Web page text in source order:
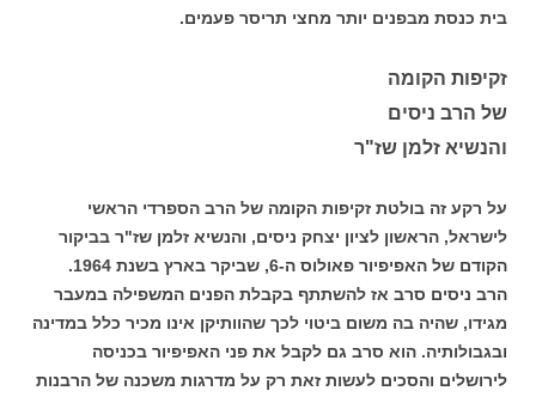
בית כנסת מבפנים יותר מחצי תריסר פעמים.
זקיפות הקומה
של הרב ניסים
והנשיא זלמן שז"ר
על רקע זה בולטת זקיפות הקומה של הרב הספרדי הראשי
לישראל, הראשון לציון יצחק ניסים, והנשיא זלמן שז"ר בביקור
הקודם של האפיפיור פאולוס ה-6, שביקר בארץ בשנת 1964.
הרב ניסים סרב אז להשתתף בקבלת הפנים המשפילה במעבר
מגידו, שהיה בה משום ביטוי לכך שהוותיקן אינו מכיר כלל במדינה
ובגבולותיה. הוא סרב גם לקבל את פני האפיפיור בכניסה
לירושלים והסכים לעשות זאת רק על מדרגות משכנה של הרבנות